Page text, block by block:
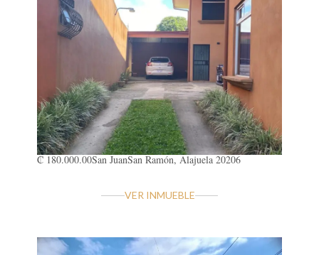
₡ 180.000.00San JuanSan Ramón, Alajuela 20206
VER INMUEBLE